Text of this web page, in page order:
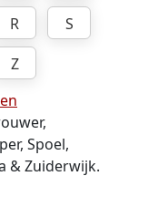
R
S
Z
Spoel,
& Zuiderwijk.